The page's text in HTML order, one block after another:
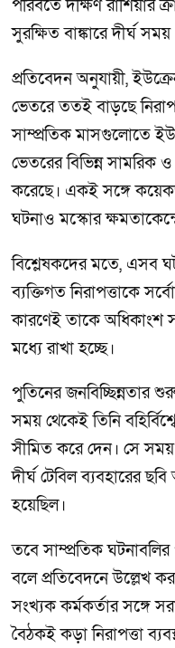
পরিবর্তে দক্ষিণ রাশিয়ার
সুরক্ষিত বাঙ্কারে দীর্ঘ
প্রতিবেদন অনুযায়ী,
ভেতরে ততই বাড়ছে
সাম্প্রতিক মাসগুলোতে
ভেতরের বিভিন্ন সামরিক
করেছে। একই সঙ্গে
ঘটনাও মস্কোর
বিশ্লেষকদের মতে, এসব
ব্যক্তিগত নিরাপত্তাকে
কারণেই তাকে অধিকাংশ
মধ্যে রাখা হচ্ছে।
পুতিনের জনবিচ্ছিন্নতার
সময় থেকেই তিনি
সীমিত করে দেন। সে সময়
দীর্ঘ টেবিল ব্যবহারের
হয়েছিল।
তবে সাম্প্রতিক
বলে প্রতিবেদনে উল্লেখ
সংখ্যক কর্মকর্তার সঙ্গে
বৈঠকই কড়া নিরাপত্তা